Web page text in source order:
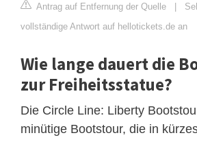
Antrag auf Entfernung der Quelle |
vollständige Antwort auf hellotickets.de an
Wie lange dauert die
zur Freiheitsstatue?
Die Circle Line: Liberty
minütige Bootstour, die in